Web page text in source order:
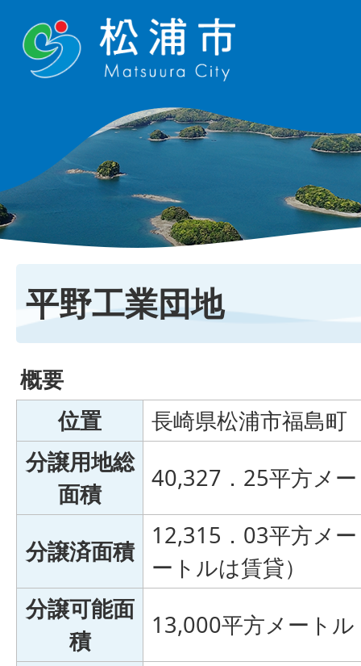
平野工業団地
概要
位置
長崎県松浦市福島町
分譲用地総
面積
40,327．25平方メ
分譲済面積
12,315．03平方メ
ートルは賃貸）
分譲可能面
積
13,000平方メートル